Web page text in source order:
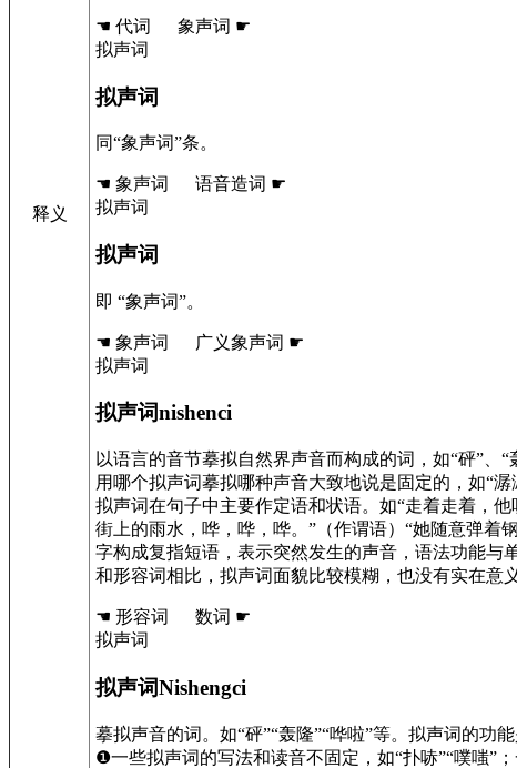
释义
☚ 代词 象声词 ☛
拟声词
拟声词
同“象声词”条。
☚ 象声词 语音造词 ☛
拟声词
拟声词
即 “象声词”。
☚ 象声词 广义象声词 ☛
拟声词
拟声词nishenci
以语言的音节摹拟自然界声音而构成的词，如“砰”、
用哪个拟声词摹拟哪种声音大致地说是固定的，如“
拟声词在句子中主要作定语和状语。如“走着走着，
街上的雨水，哗，哗，哗。”（作谓语）“她随意弹着
字构成复指短语，表示突然发生的声音，语法功能与
和形容词相比，拟声词面貌比较模糊，也没有实在意
☚ 形容词 数词 ☛
拟声词
拟声词Nishengci
摹拟声音的词。如“砰”“轰隆”“哗啦”等。拟声词的功能
❶一些拟声词的写法和读音不固定，如“扑哧”“噗嗤”